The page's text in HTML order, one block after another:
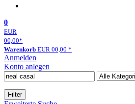
0
EUR
00,00*
Warenkorb EUR 00,00 *
Anmelden
Konto anlegen
Filter